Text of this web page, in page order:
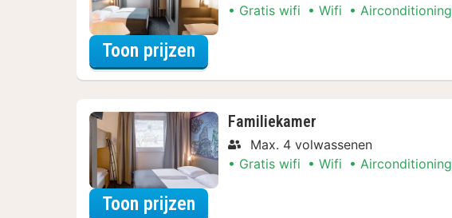
Gratis wifi
Wifi Airconditioning
Toon prijzen
Familiekamer
Max. 4 volwassenen
Gratis wifi
Wifi Airconditioning
Toon prijzen